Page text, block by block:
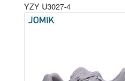
YZY U3027-4